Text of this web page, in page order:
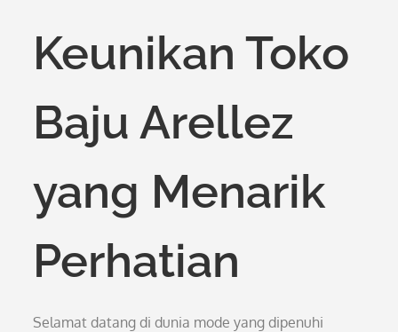
Keunikan Toko
Baju Arellez
yang Menarik
Perhatian
Selamat datang di dunia mode yang dipenuhi